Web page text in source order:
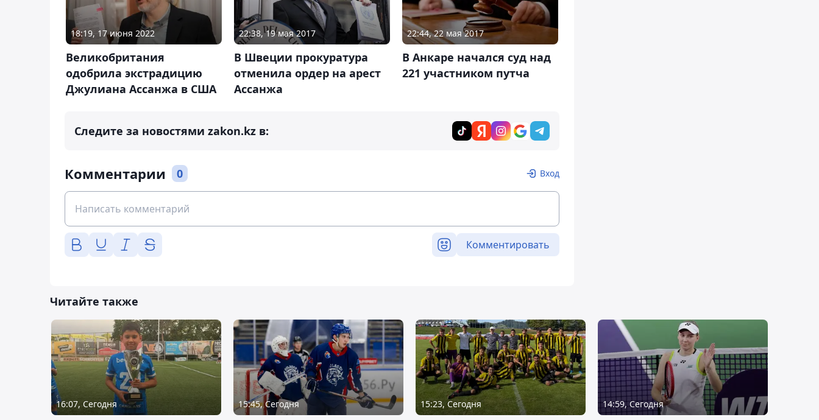
18:19, 17 июня 2022
Великобритания
одобрила экстрадицию
Джулиана Ассанжа в США
22:38, 19 мая 2017
В Швеции прокуратура
отменила ордер на арест
Ассанжа
22:44, 22 мая 2017
В Анкаре начался суд над
221 участником путча
Следите за новостями zakon.kz в:
Комментарии 0 Вход
Комментировать
Читайте также
16:07, Сегодня 15:45, Сегодня 15:23, Сегодня 14:59, Сегодня